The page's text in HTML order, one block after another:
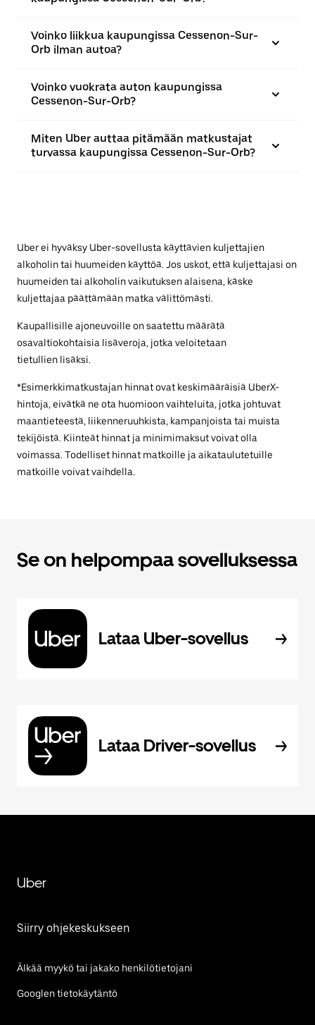
Voinko liikkua kaupungissa Cessenon-Sur-
Orb ilman autoa?
Voinko vuokrata auton kaupungissa
Cessenon-Sur-Orb?
Miten Uber auttaa pitämään matkustajat
turvassa kaupungissa Cessenon-Sur-Orb?
Uber ei hyväksy Uber-sovellusta käyttävien kuljettajien
alkoholin tai huumeiden käyttöä. Jos uskot, että kuljettajasi on
huumeiden tai alkoholin vaikutuksen alaisena, käske
kuljettajaa päättämään matka välittömästi.
Kaupallisille ajoneuvoille on saatettu määrätä
osavaltiokohtaisia lisäveroja, jotka veloitetaan
tietullien lisäksi.
*Esimerkkimatkustajan hinnat ovat keskimääräisiä UberX-
hintoja, eivätkä ne ota huomioon vaihteluita, jotka johtuvat
maantieteestä, liikenneruuhkista, kampanjoista tai muista
tekijöistä. Kiinteät hinnat ja minimimaksut voivat olla
voimassa. Todelliset hinnat matkoille ja aikataulutetuille
matkoille voivat vaihdella.
Se on helpompaa sovelluksessa
Lataa Uber-sovellus
Lataa Driver-sovellus
Uber
Siirry ohjekeskukseen
Älkää myykö tai jakako henkilötietojani
Googlen tietokäytäntö